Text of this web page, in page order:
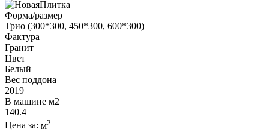
Форма/размер
Трио (300*300, 450*300, 600*300)
Фактура
Гранит
Цвет
Белый
Вес поддона
2019
В машине м2
140.4
Цена за: м2